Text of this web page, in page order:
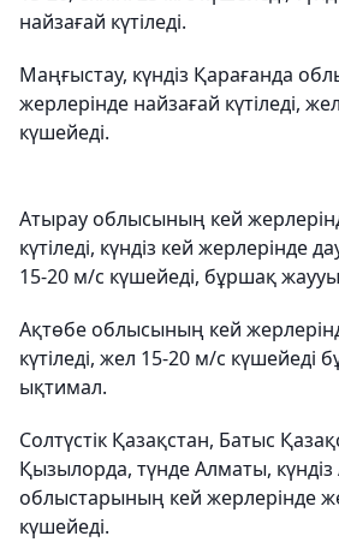
найзағай күтіледі.
Маңғыстау, күндіз Қарағанда
жерлерінде найзағай күтіледі,
күшейеді.
Атырау облысының кей
күтіледі, күндіз кей жерлерінде
15-20 м/с күшейеді, бұршақ
Ақтөбе облысының кей
күтіледі, жел 15-20 м/с күшейеді
ықтимал.
Солтүстік Қазақстан, Батыс
Қызылорда, түнде Алматы,
облыстарының кей жерлерінде
күшейеді.